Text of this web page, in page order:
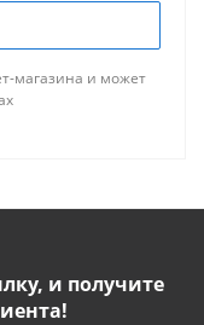
магазина и может
и получите